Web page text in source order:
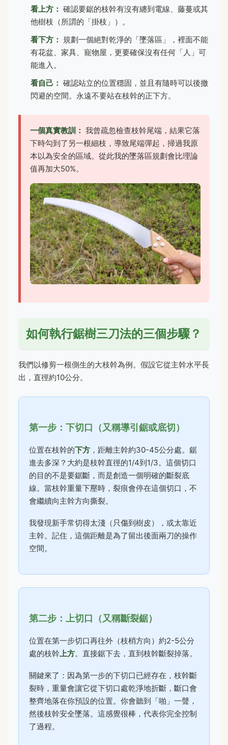
看上方： 確認要鋸的枝幹有沒有纏到電線、藤蔓或其
他樹枝（所謂的「掛枝」）。
看下方： 規劃一個絕對乾淨的「墜落區」，裡面不能
有花盆、家具、寵物屋，更要確保沒有任何「人」可
能進入。
看自己： 確認站立的位置穩固，並且有隨時可以後撤
閃避的空間。永遠不要站在枝幹的正下方。
一個真實教訓： 我曾疏忽檢查枝幹尾端，結果它落
下時勾到了另一根細枝，導致尾端彈起，掃過我原
本以為安全的區域。從此我的墜落區規劃會比理論
值再加大50%。
如何執行鋸樹三刀法的三個步驟？
我們以修剪一根側生的大枝幹為例。假設它從主幹水平長
出，直徑約10公分。
第一步：下切口（又稱導引鋸或底切）
位置在枝幹的下方 ，距離主幹約30-45公分處。鋸
進去多深？大約是枝幹直徑的1/4到1/3。這個切口
的目的不是要鋸斷，而是創造一個明確的斷裂底
線。當枝幹重量下壓時，裂痕會停在這個切口，不
會繼續向主幹方向撕裂。
我發現新手常切得太淺（只傷到樹皮），或太靠近
主幹。記住，這個距離是為了留出後面兩刀的操作
空間。
第二步：上切口（又稱斷裂鋸）
位置在第一步切口再往外（枝梢方向）約2-5公分
處的枝幹上方。直接鋸下去，直到枝幹斷裂掉落。
關鍵來了：因為第一步的下切口已經存在，枝幹斷
裂時，重量會讓它從下切口處乾淨地折斷，斷口會
整齊地落在你預設的位置。你會聽到「啪」一聲，
然後枝幹安全墜落。這感覺很棒，代表你完全控制
了過程。